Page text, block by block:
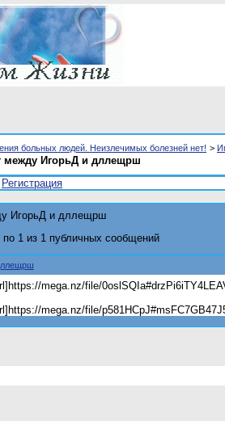
больных людей. Неизлечимых болезней нет! >
между ИгорьД и дллещрш
Регистрация
ИгорьД и дллещрш
по 1 из 1 публичных сообщений
mega.nz/file/
mega.nz/file/